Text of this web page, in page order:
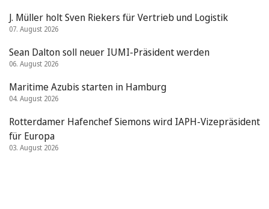
J. Müller holt Sven Riekers für Vertrieb und Logistik
07. August 2026
Sean Dalton soll neuer IUMI-Präsident werden
06. August 2026
Maritime Azubis starten in Hamburg
04. August 2026
Rotterdamer Hafenchef Siemons wird IAPH-Vizepräsident
für Europa
03. August 2026